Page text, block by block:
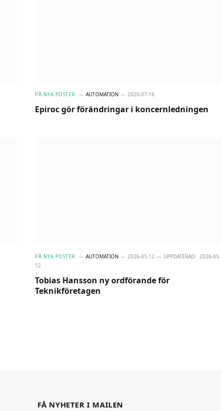
PÅ NYA POSTER AUTOMATION 2026-07-16
Epiroc gör förändringar i koncernledningen
PÅ NYA POSTER AUTOMATION 2026-05-12 UPPDATERAD: 2026-05-
12
Tobias Hansson ny ordförande för
Teknikföretagen
FÅ NYHETER I MAILEN